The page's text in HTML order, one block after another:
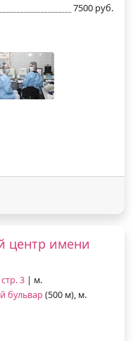
7500 руб.
центр имени
3 | м.
бульвар (500 м), м.